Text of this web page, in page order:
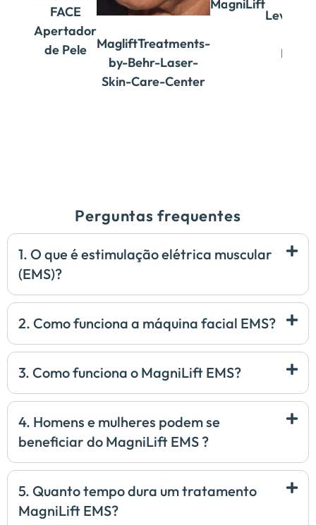
FACE
Apertador
de Pele
MagliftTreatments-
by-Behr-Laser-
Skin-Care-Center
MagniLift
Perguntas frequentes
1. O que é estimulação elétrica muscular
(EMS)?
2. Como funciona a máquina facial EMS?
3. Como funciona o MagniLift EMS?
4. Homens e mulheres podem se
beneficiar do MagniLift EMS ?
5. Quanto tempo dura um tratamento
MagniLift EMS?